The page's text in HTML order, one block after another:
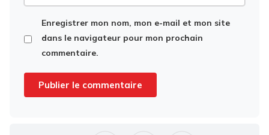
Enregistrer mon nom, mon e-mail et mon site
dans le navigateur pour mon prochain
commentaire.